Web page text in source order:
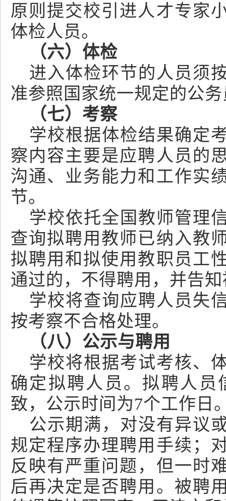
原则提交校引进人才专家
体检人员。
（六）体检
进入体检环节的人员须
准参照国家统一规定的公
（七）考察
学校根据体检结果确定
察内容主要是应聘人员的
沟通、业务能力和工作实
节。
学校依托全国教师管理
查询拟聘用教师已纳入教
拟聘用和拟使用教职员工
通过的，不得聘用，并告
学校将查询应聘人员失
按考察不合格处理。
（八）公示与聘用
学校将根据考试考核、
确定拟聘人员。拟聘人
致，公示时间为7个工作日
公示期满，对没有异议
规定程序办理聘用手续；
反映有严重问题，但一时
后再决定是否聘用。被聘